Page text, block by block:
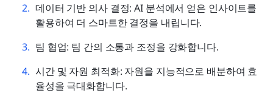
데이터 기반 의사 결정: AI 분석에서 얻은 인사이트를
활용하여 더 스마트한 결정을 내립니다.
팀 협업: 팀 간의 소통과 조정을 강화합니다.
시간 및 자원 최적화: 자원을 지능적으로 배분하여 효
율성을 극대화합니다.